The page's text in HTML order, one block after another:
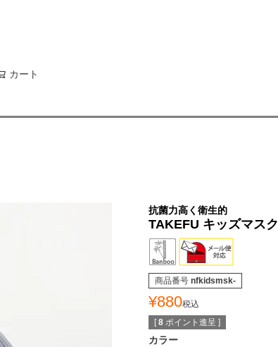
カート
抗菌力高く衛生的
TAKEFU キッズマスク
商品番号 nfkidsmsk-
¥880税込
[ 8 ポイント進呈 ]
カラー